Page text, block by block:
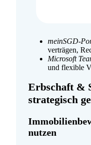
verträgen,
Microsoft
und flexible
Erbschaft &
strategisch
nutzen